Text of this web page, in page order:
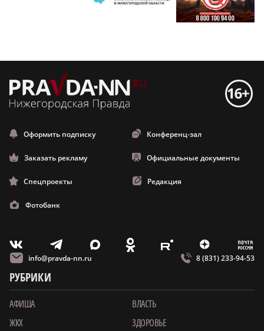
Оформить подписку Конференц-зал
Заказать рекламу Официальные документы
Спецпроекты Редакция
Фотобанк
V T X O E Z m
info@pravda-nn.ru 8 (831) 233-94-53
РУБРИКИ
АФИША
ВЛАСТЬ
ЖКХ
ЗДОРОВЬЕ